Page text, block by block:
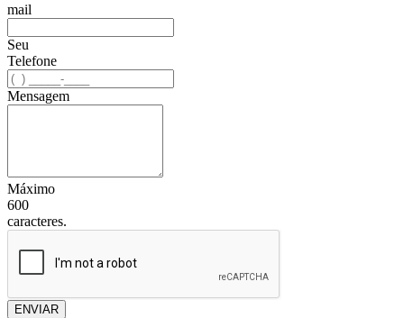
mail
Seu
Telefone
Mensagem
Máximo
600
caracteres.
ENVIAR